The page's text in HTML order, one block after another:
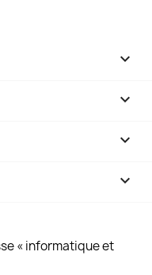



keyboard_arrow_down
« informatique et